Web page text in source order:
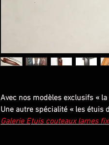
Avec nos modèles exclusifs «
Une autre spécialité « les étuis
Galerie Etuis couteaux lames